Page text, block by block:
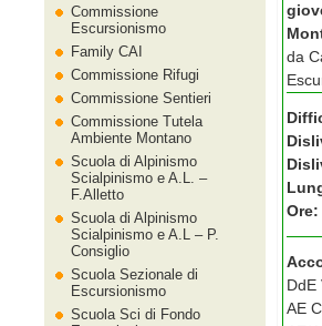
da
Ore:
DdE
AE
Commissione
Escursionismo
Family CAI
Commissione Rifugi
Commissione Sentieri
Commissione Tutela
Ambiente Montano
Scuola di Alpinismo
Scialpinismo e A.L. –
F.Alletto
Scuola di Alpinismo
Scialpinismo e A.L – P.
Consiglio
Scuola Sezionale di
Escursionismo
Scuola Sci di Fondo